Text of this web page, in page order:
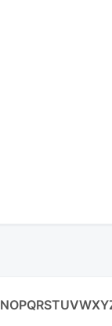
NOPQRSTUVWXY